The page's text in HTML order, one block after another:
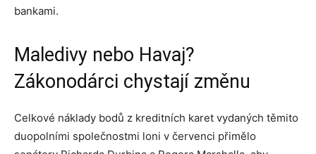
bankami.
Maledivy nebo Havaj?
Zákonodárci chystají změnu
Celkové náklady bodů z kreditních karet vydaných těmito
duopolními společnostmi loni v červenci přimělo